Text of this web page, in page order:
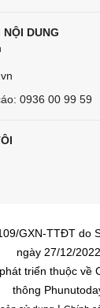
NỘI DUNG
0936 00 99 59
GXN-TTĐT do
ngày 27/12/2022
triển thuộc về
thông